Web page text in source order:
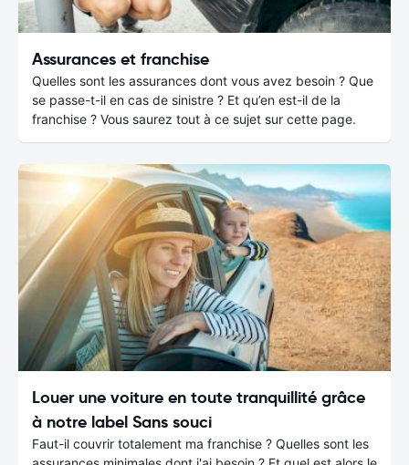
Assurances et franchise
Quelles sont les assurances dont vous avez besoin ? Que
se passe-t-il en cas de sinistre ? Et qu’en est-il de la
franchise ? Vous saurez tout à ce sujet sur cette page.
Louer une voiture en toute tranquillité grâce
à notre label Sans souci
Faut-il couvrir totalement ma franchise ? Quelles sont les